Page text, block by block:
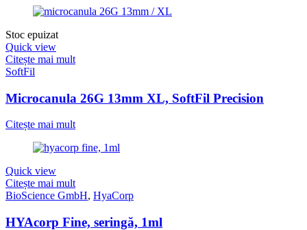
Stoc epuizat
Quick view
Citește mai mult
SoftFil
Microcanula 26G 13mm XL, SoftFil Precision
Citește mai mult
Quick view
Citește mai mult
BioScience GmbH, HyaCorp
HYAcorp Fine, seringă, 1ml